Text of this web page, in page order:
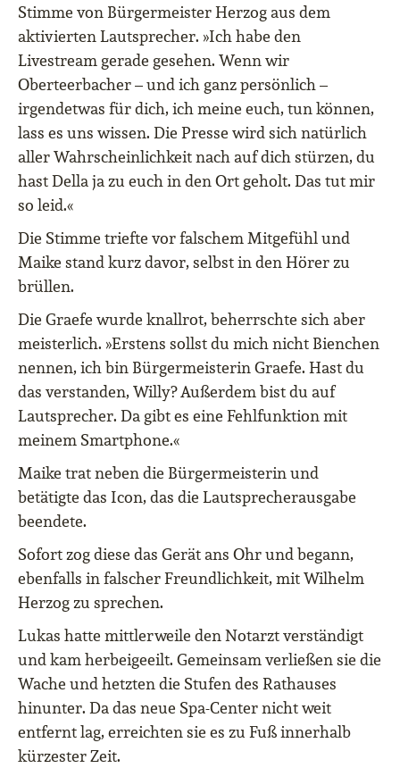
Stimme von Bürgermeister Herzog aus dem
aktivierten Lautsprecher. »Ich habe den
Livestream gerade gesehen. Wenn wir
Oberteerbacher – und ich ganz persönlich –
irgendetwas für dich, ich meine euch, tun können,
lass es uns wissen. Die Presse wird sich natürlich
aller Wahrscheinlichkeit nach auf dich stürzen, du
hast Della ja zu euch in den Ort geholt. Das tut mir
so leid.«
Die Stimme triefte vor falschem Mitgefühl und
Maike stand kurz davor, selbst in den Hörer zu
brüllen.
Die Graefe wurde knallrot, beherrschte sich aber
meisterlich. »Erstens sollst du mich nicht Bienchen
nennen, ich bin Bürgermeisterin Graefe. Hast du
das verstanden, Willy? Außerdem bist du auf
Lautsprecher. Da gibt es eine Fehlfunktion mit
meinem Smartphone.«
Maike trat neben die Bürgermeisterin und
betätigte das Icon, das die Lautsprecherausgabe
beendete.
Sofort zog diese das Gerät ans Ohr und begann,
ebenfalls in falscher Freundlichkeit, mit Wilhelm
Herzog zu sprechen.
Lukas hatte mittlerweile den Notarzt verständigt
und kam herbeigeeilt. Gemeinsam verließen sie die
Wache und hetzten die Stufen des Rathauses
hinunter. Da das neue Spa-Center nicht weit
entfernt lag, erreichten sie es zu Fuß innerhalb
kürzester Zeit.